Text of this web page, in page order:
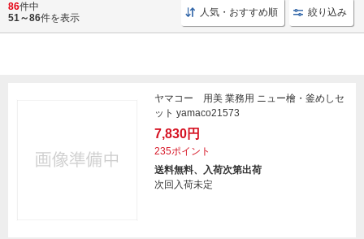
燻製 キッチン用品 燻製 スモーク 木材 進誠産業
86件中
51～86件を表示 人気・おすすめ順 絞り込み
ヤマコー 用美 業務用 ニュー檜・釜めしセ
ット yamaco21573
7,830円
235ポイント
送料無料、入荷次第出荷
次回入荷未定